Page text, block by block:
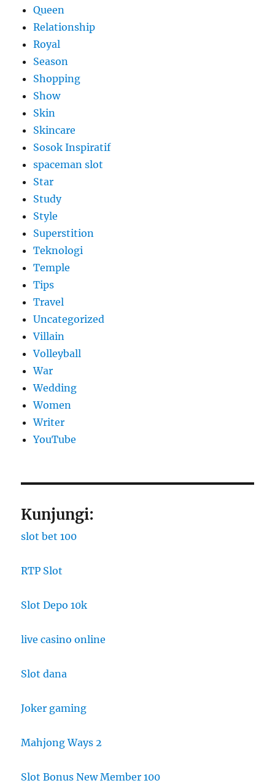
Queen
Relationship
Royal
Season
Shopping
Show
Skin
Skincare
Sosok Inspiratif
spaceman slot
Star
Study
Style
Superstition
Teknologi
Temple
Tips
Travel
Uncategorized
Villain
Volleyball
War
Wedding
Women
Writer
YouTube
Kunjungi:
slot bet 100
RTP Slot
Slot Depo 10k
live casino online
Slot dana
Joker gaming
Mahjong Ways 2
Slot Bonus New Member 100